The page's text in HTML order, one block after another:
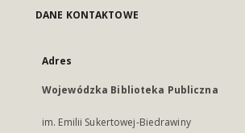
DANE KONTAKTOWE
Adres
Wojewódzka Biblioteka Publiczna
im. Emilii Sukertowej-Biedrawiny